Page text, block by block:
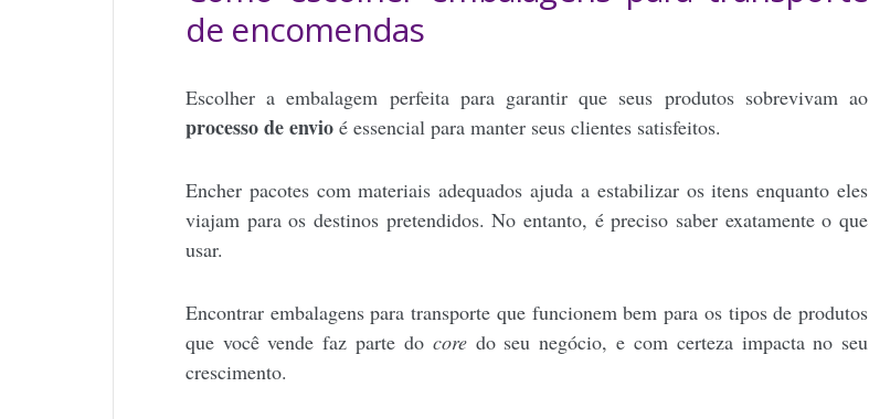
de encomendas
Escolher a embalagem perfeita para garantir que seus produtos sobrevivam ao
processo de envioé essencial para manter seus clientes satisfeitos.
Encher pacotes com materiais adequados ajuda a estabilizar os itens enquanto eles
viajam para os destinos pretendidos. No entanto, é preciso saber exatamente o que
usar.
Encontrar embalagens para transporte que funcionem bem para os tipos de produtos
que você vende faz parte do coredo seu negócio, e com certeza impacta no seu
crescimento.